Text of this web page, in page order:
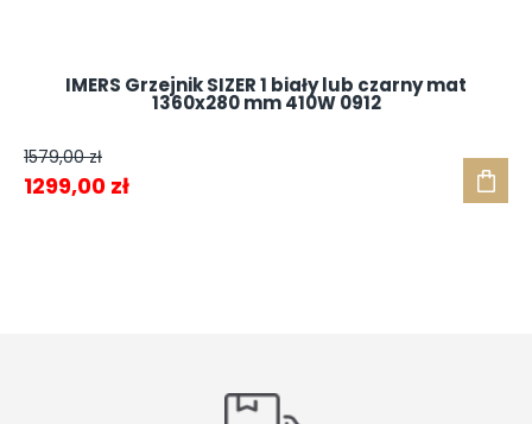
IMERS Grzejnik SIZER 1 biały lub czarny mat
1360x280 mm 410W 0912
1579,00zł
Pierwotna
1299,00 złAktualna